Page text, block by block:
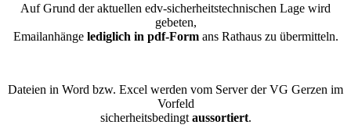
Auf Grund der aktuellen edv-sicherheitstechnischen Lage wird
gebeten,
Emailanhänge lediglich in pdf-Formans Rathaus zu übermitteln.
Dateien in Word bzw. Excel werden vom Server der VG Gerzen im
Vorfeld
sicherheitsbedingt aussortiert.